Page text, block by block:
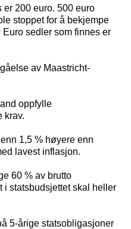
er 200 euro. 500 euro
stoppet for å bekjempe
sedler som finnes er
av Maastricht-
oppfylle
krav.
1,5 % høyere enn
lavest inflasjon.
60 % av brutto
i statsbudsjettet skal heller
5-årige statsobligasjoner